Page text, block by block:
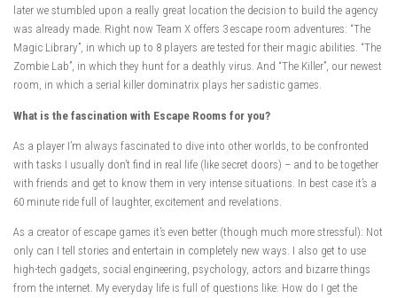
later we stumbled upon a really great location the decision to build the agency
was already made. Right now Team X offers 3 escape room adventures: “The
Magic Library”, in which up to 8 players are tested for their magic abilities. “The
Zombie Lab”, in which they hunt for a deathly virus. And “The Killer”, our newest
room, in which a serial killer dominatrix plays her sadistic games.
What is the fascination with Escape Rooms for you?
As a player I’m always fascinated to dive into other worlds, to be confronted
with tasks I usually don’t find in real life (like secret doors) – and to be together
with friends and get to know them in very intense situations. In best case it’s a
60 minute ride full of laughter, excitement and revelations.
As a creator of escape games it’s even better (though much more stressful): Not
only can I tell stories and entertain in completely new ways. I also get to use
high-tech gadgets, social engineering, psychology, actors and bizarre things
from the internet. My everyday life is full of questions like: How do I get the